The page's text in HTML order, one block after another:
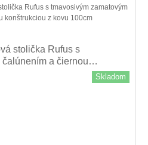
stolička Rufus s
a čiernou
Skladom